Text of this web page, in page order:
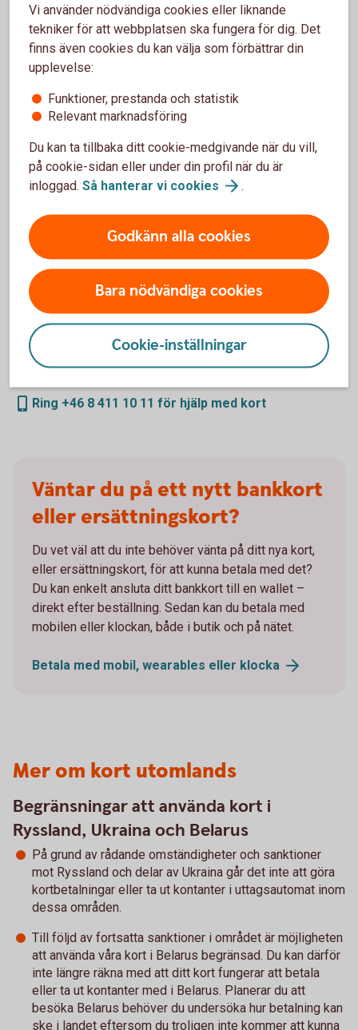
Behöver du spärra ditt kort?
Om du förlorar ditt kort eller upptäcker obehöriga
korttransaktioner ska du spärra kortet omedelbart. Du kan
internetbanken eller appen, dygnet runt. Du kan också ringa
till oss för att spärra kortet. Kreditkort spärras alltid via
telefon.
Spärra kort - Spärrservice bankkort och
Krånglar kortet på resan?
Du kan enkelt spärra och ersätta ditt bankkort direkt i
internetbanken eller appen, dygnet runt. Vi hjälper dig
dygnet runt om du har problem att använda ditt kort.
Ring +46 8 411 10 11 för hjälp med kort
Väntar du på ett nytt bankkort
eller ersättningskort?
Du vet väl att du inte behöver vänta på ditt nya kort,
eller ersättningskort, för att kunna betala med det?
Du kan enkelt ansluta ditt bankkort till en wallet –
direkt efter beställning. Sedan kan du betala med
mobilen eller klockan, både i butik och på nätet.
Betala med mobil, wearables eller klocka
Mer om kort utomlands
Begränsningar att använda kort i
Ryssland, Ukraina och Belarus
På grund av rådande omständigheter och sanktioner
mot Ryssland och delar av Ukraina går det inte att göra
kortbetalningar eller ta ut kontanter i uttagsautomat inom
dessa områden.
Till följd av fortsatta sanktioner i området är möjligheten
att använda våra kort i Belarus begränsad. Du kan därför
inte längre räkna med att ditt kort fungerar att betala
eller ta ut kontanter med i Belarus. Planerar du att
besöka Belarus behöver du undersöka hur betalning kan
ske i landet eftersom du troligen inte kommer att kunna
Vi använder nödvändiga cookies eller liknande
tekniker för att webbplatsen ska fungera för dig. Det
finns även cookies du kan välja som förbättrar din
upplevelse:
Funktioner, prestanda och statistik
Relevant marknadsföring
Du kan ta tillbaka ditt cookie-medgivande när du vill,
på cookie-sidan eller under din profil när du är
inloggad. Så hanterar vi cookies .
Godkänn alla cookies
Bara nödvändiga cookies
Cookie-inställningar